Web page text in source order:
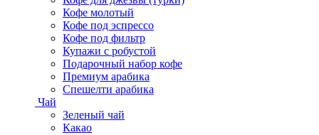
Кофе молотый
Кофе под эспрессо
Кофе под фильтр
Купажи с робустой
Подарочный набор кофе
Премиум арабика
Спешелти арабика
Чай
Зеленый чай
Какао